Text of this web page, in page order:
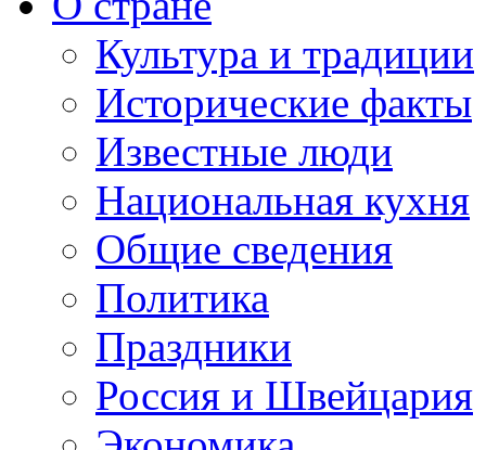
Культура и традиции
Исторические факты
Известные люди
Национальная кухня
Общие сведения
Политика
Праздники
Россия и Швейцария